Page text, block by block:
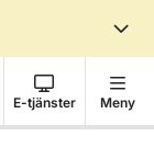
E-tjänster Meny